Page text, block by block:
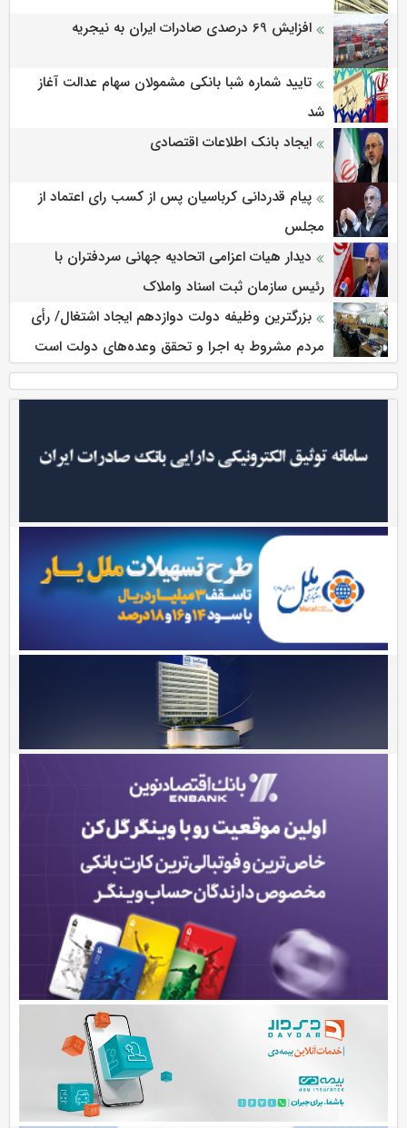
افزایش 69 درصدی صادرات ایران به نیجریه
تایید شماره شبا بانکی مشمولان سهام عدالت آغاز
شد
ایجاد بانک اطلاعات اقتصادی
پیام قدردانی کرباسیان پس از کسب رای اعتماد از
مجلس
دیدار هیات اعزامی اتحادیه جهانی سردفتران با
رئیس سازمان ثبت اسناد واملاک
بزرگترین وظیفه دولت دوازدهم ایجاد اشتغال/ رأی
مردم مشروط به اجرا و تحقق وعده‌های دولت است